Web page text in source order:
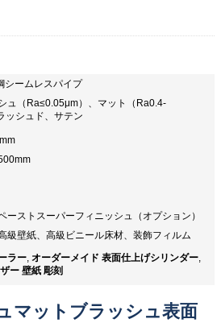
シームレスパイプ
ュ（Ra≤0.05μm）、マット（Ra0.4-
ッシュド、サテン
ーストスーパーフィニッシュ（オプション）
級壁紙、高級ビニール床材、装飾フィルム
ラー, オーダーメイド 表面仕上げシリンダー,
ー 壁紙 彫刻
マットブラッシュ表面